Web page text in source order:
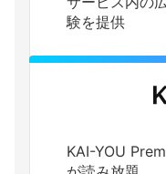
験を提供
KAI-YOU